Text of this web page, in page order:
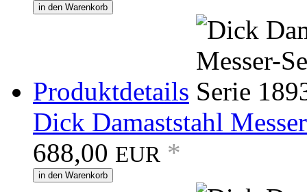
in den Warenkorb
Produktdetails
Dick Damaststahl
688,00 EUR *
in den Warenkorb